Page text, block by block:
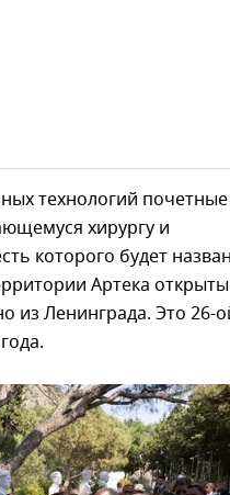
технологий почетные
хирургу и
которого будет
Артека открыты
из Ленинграда. Это 26-